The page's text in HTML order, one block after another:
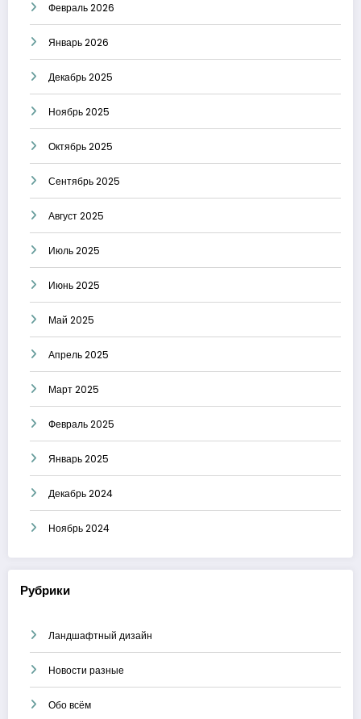
Февраль 2026
Январь 2026
Декабрь 2025
Ноябрь 2025
Октябрь 2025
Сентябрь 2025
Август 2025
Июль 2025
Июнь 2025
Май 2025
Апрель 2025
Март 2025
Февраль 2025
Январь 2025
Декабрь 2024
Ноябрь 2024
Рубрики
Ландшафтный дизайн
Новости разные
Обо всём